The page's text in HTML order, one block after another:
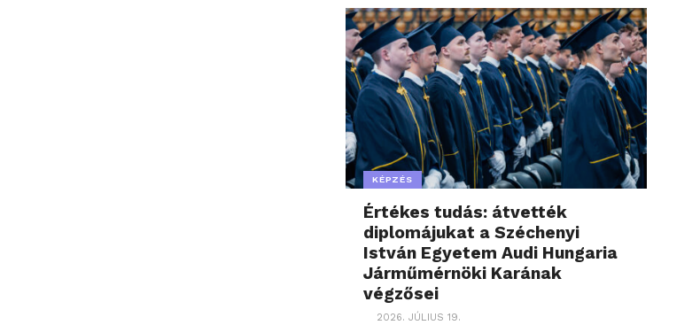
KÉPZÉS
Értékes tudás: átvették
diplomájukat a Széchenyi
István Egyetem Audi Hungaria
Járműmérnöki Karának
végzősei
2026. JÚLIUS 19.